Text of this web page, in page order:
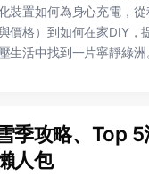
裝置如何為身心充電，
價格）到如何在家DIY，
生活中找到一片寧靜綠洲
季攻略、Top
人包